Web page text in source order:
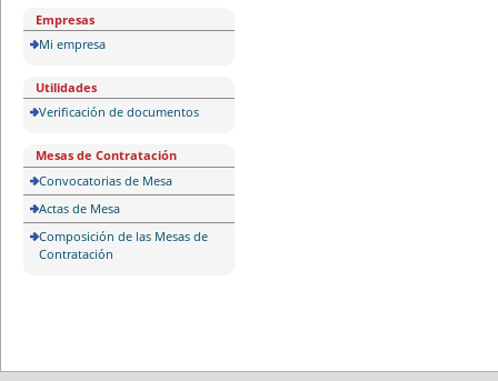
Empresas
Mi empresa
Utilidades
Verificación de documentos
Mesas de Contratación
Convocatorias de Mesa
Actas de Mesa
Composición de las Mesas de
Contratación